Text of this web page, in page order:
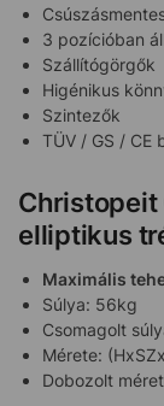
3 pozícióban
Szállítógörgők
Higénikus
Szintezők
TÜV / GS / CE
Christopeit
elliptikus
Maximális
Súlya: 56kg
Csomagolt
Mérete:
Dobozolt